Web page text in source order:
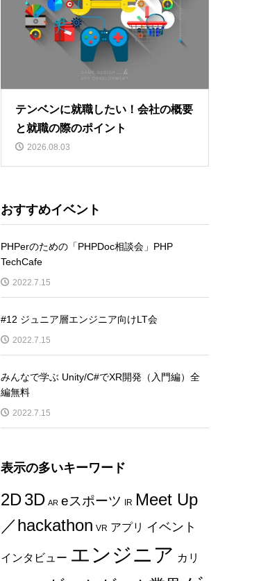
テンベンに就職したい！会社の概要
と就職の際のポイント
2026.08.03
おすすめイベント
PHPerのための「PHPDoc相談会」PHP
TechCafe
2022.7.15
#12 ジュニア層エンジニア向けLT会
2022.7.15
みんなで学ぶ Unity/C#でXR開発（入門編）全
編無料
2022.7.15
表示の多いキーワード
2D3D AR eスポーツ IR Meet Up
／hackathon VR アプリ イベント
インタビュー エンジニア カリ